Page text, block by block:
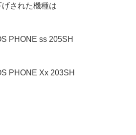
された機種は
PHONE ss 205SH
PHONE Xx 203SH